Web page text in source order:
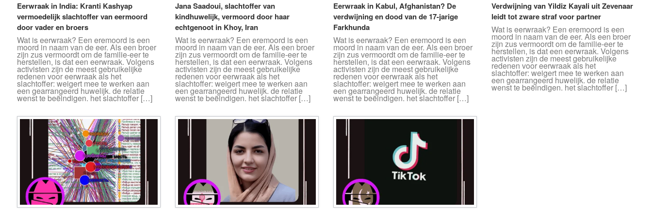
Eerwraak in India: Kranti Kashyap
vermoedelijk slachtoffer van eermoord
door vader en broers
Wat is eerwraak? Een eremoord is een
moord in naam van de eer. Als een broer
zijn zus vermoordt om de familie-eer te
herstellen, is dat een eerwraak. Volgens
activisten zijn de meest gebruikelijke
redenen voor eerwraak als het
slachtoffer: weigert mee te werken aan
een gearrangeerd huwelijk. de relatie
wenst te beëindigen. het slachtoffer […]
Jana Saadoui, slachtoffer van
kindhuwelijk, vermoord door haar
echtgenoot in Khoy, Iran
Wat is eerwraak? Een eremoord is een
moord in naam van de eer. Als een broer
zijn zus vermoordt om de familie-eer te
herstellen, is dat een eerwraak. Volgens
activisten zijn de meest gebruikelijke
redenen voor eerwraak als het
slachtoffer: weigert mee te werken aan
een gearrangeerd huwelijk. de relatie
wenst te beëindigen. het slachtoffer […]
Eerwraak in Kabul, Afghanistan? De
verdwijning en dood van de 17-jarige
Farkhunda
Wat is eerwraak? Een eremoord is een
moord in naam van de eer. Als een broer
zijn zus vermoordt om de familie-eer te
herstellen, is dat een eerwraak. Volgens
activisten zijn de meest gebruikelijke
redenen voor eerwraak als het
slachtoffer: weigert mee te werken aan
een gearrangeerd huwelijk. de relatie
wenst te beëindigen. het slachtoffer […]
Verdwijning van Yildiz Kayali uit Zevenaar
leidt tot zware straf voor partner
Wat is eerwraak? Een eremoord is een
moord in naam van de eer. Als een broer
zijn zus vermoordt om de familie-eer te
herstellen, is dat een eerwraak. Volgens
activisten zijn de meest gebruikelijke
redenen voor eerwraak als het
slachtoffer: weigert mee te werken aan
een gearrangeerd huwelijk. de relatie
wenst te beëindigen. het slachtoffer […]